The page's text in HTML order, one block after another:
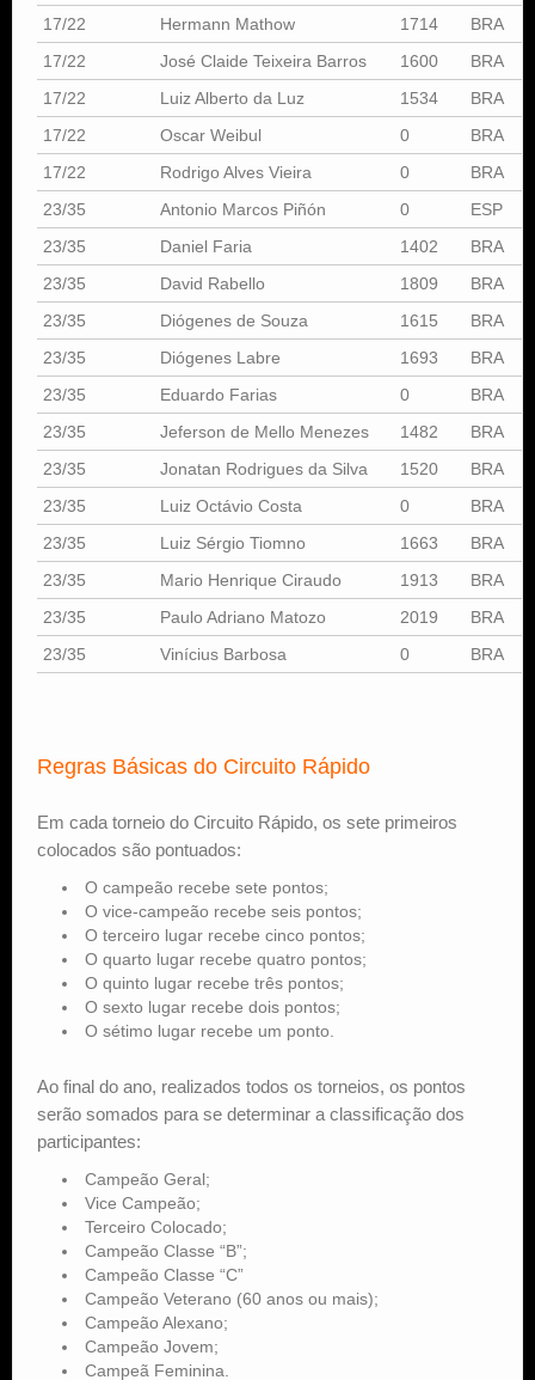
17/22
Hermann Mathow 1714 BRA
17/22
José Claide Teixeira Barros 1600 BRA
17/22
Luiz Alberto da Luz 1534 BRA
17/22
Oscar Weibul 0 BRA
17/22
Rodrigo Alves Vieira 0 BRA
23/35
Antonio Marcos Piñón 0 ESP
23/35
Daniel Faria 1402 BRA
23/35
David Rabello 1809 BRA
23/35
Diógenes de Souza 1615 BRA
23/35
Diógenes Labre 1693 BRA
23/35
Eduardo Farias 0 BRA
23/35
Jeferson de Mello Menezes 1482 BRA
23/35
Jonatan Rodrigues da Silva 1520 BRA
23/35
Luiz Octávio Costa 0 BRA
23/35
Luiz Sérgio Tiomno 1663 BRA
23/35
Mario Henrique Ciraudo 1913 BRA
23/35
Paulo Adriano Matozo 2019 BRA
23/35
Vinícius Barbosa 0 BRA
Regras Básicas do Circuito Rápido
Em cada torneio do Circuito Rápido, os sete primeiros
colocados são pontuados:
O campeão recebe sete pontos;
O vice-campeão recebe seis pontos;
O terceiro lugar recebe cinco pontos;
O quarto lugar recebe quatro pontos;
O quinto lugar recebe três pontos;
O sexto lugar recebe dois pontos;
O sétimo lugar recebe um ponto.
Ao final do ano, realizados todos os torneios, os pontos
serão somados para se determinar a classificação dos
participantes:
Campeão Geral;
Vice Campeão;
Terceiro Colocado;
Campeão Classe “B”;
Campeão Classe “C”
Campeão Veterano (60 anos ou mais);
Campeão Alexano;
Campeão Jovem;
Campeã Feminina.